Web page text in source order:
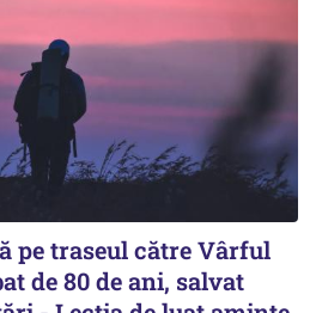
pe traseul către Vârful
de 80 de ani, salvat